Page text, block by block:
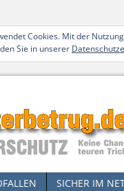
Cookies. Mit der
Sie in unserer
SICHER IM